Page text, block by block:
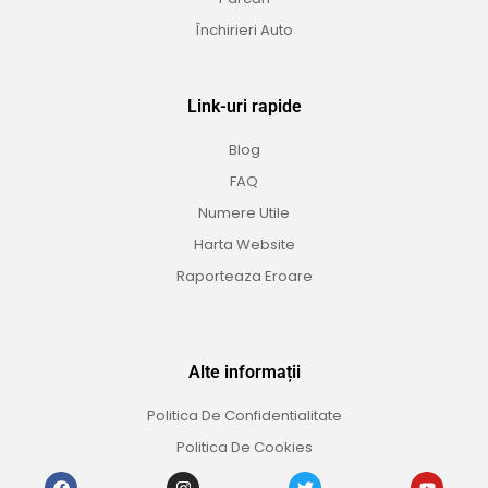
Închirieri Auto
Link-uri rapide
Blog
FAQ
Numere Utile
Harta Website
Raporteaza Eroare
Alte informații
Politica De Confidentialitate
Politica De Cookies